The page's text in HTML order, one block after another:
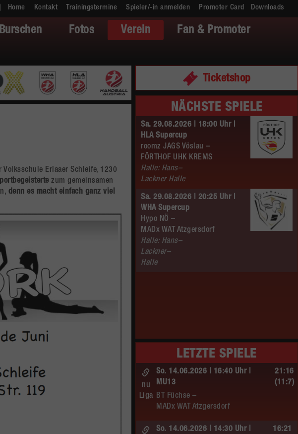
Home Kontakt Trainingstermine Spieler/-in anmelden Promoter Card Downloads
Burschen Fotos Verein
Fan & Promoter
Volksschule Erlaaer Schleife, 1230
zum gemeinsamen
denn es macht einfach ganz viel
Ticketshop
NÄCHSTE SPIELE
Sa. 29.08.2026 | 18:00 Uhr |
HLA Supercup
roomz JAGS Vöslau –
FÖRTHOF UHK KREMS
Halle: Hans–
Lackner Halle
Sa. 29.08.2026 | 20:25 Uhr |
WHA Supercup
Hypo NÖ –
MADx WAT Atzgersdorf
Halle: Hans–
Lackner–
Halle
LETZTE SPIELE
So. 14.06.2026 | 16:40 Uhr |
MU13
BT Füchse –
MADx WAT Atzgersdorf
nu
Liga
21:16
(11:7)
So. 14.06.2026 | 14:30 Uhr |
16:21